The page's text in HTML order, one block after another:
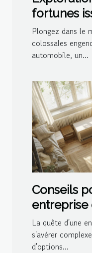
fortunes
Plongez dans le
colossales
automobile, un...
Conseils
entreprise
efficace
La quête d'une
s'avérer
d'options...